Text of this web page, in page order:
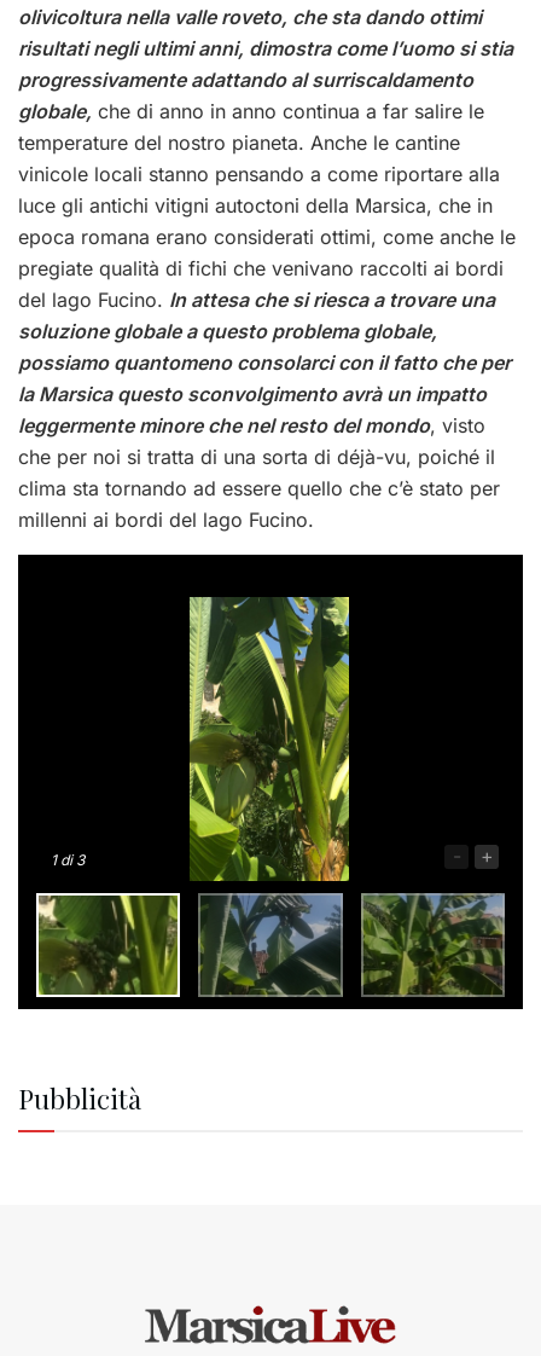
olivicoltura nella valle roveto, che sta dando ottimi
risultati negli ultimi anni, dimostra come l’uomo si stia
progressivamente adattando al surriscaldamento
globale, che di anno in anno continua a far salire le
temperature del nostro pianeta. Anche le cantine
vinicole locali stanno pensando a come riportare alla
luce gli antichi vitigni autoctoni della Marsica, che in
epoca romana erano considerati ottimi, come anche le
pregiate qualità di fichi che venivano raccolti ai bordi
del lago Fucino. In attesa che si riesca a trovare una
soluzione globale a questo problema globale,
possiamo quantomeno consolarci con il fatto che per
la Marsica questo sconvolgimento avrà un impatto
leggermente minore che nel resto del mondo, visto
che per noi si tratta di una sorta di déjà-vu, poiché il
clima sta tornando ad essere quello che c’è stato per
millenni ai bordi del lago Fucino.
1di 3 - +
Pubblicità